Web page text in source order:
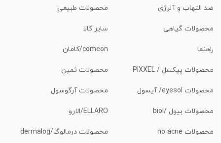
ضد التهاب و آلرژی محصولات طبیعی
محصولات گیاهی سایر کالا
راهنما comeon/کامان
محصولات پیکسل / PIXXEL محصولات ثمین
محصولات eyesol/ آیسول محصولات آرگوسول
محصولات بیول /biol ELLARO/الارو
محصولات no acne محصولات درمالوگ/dermalog